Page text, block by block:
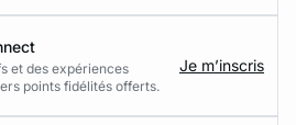
et des expériences
points fidélités offerts.
Je m’inscris